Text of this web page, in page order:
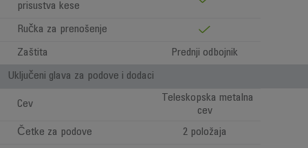
prisustva kese
Ručka za prenošenje
Zaštita Prednji odbojnik
Uključeni glava za podove i dodaci
Cev
Teleskopska metalna
cev
Četke za podove
2 položaja